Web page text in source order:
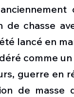
de chasse
lancé en
comme
guerre en
de masse